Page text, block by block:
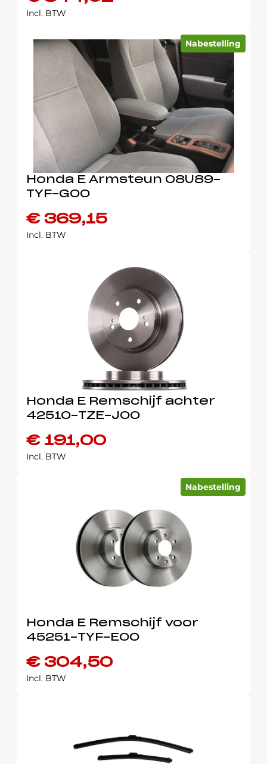
Incl. BTW
Nabestelling
Honda E Armsteun 08U89-
TYF-G00
€369,15
Incl. BTW
Honda E Remschijf achter
42510-TZE-J00
€191,00
Incl. BTW
Nabestelling
Honda E Remschijf voor
45251-TYF-E00
€304,50
Incl. BTW